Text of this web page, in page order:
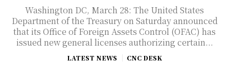
Washington DC, March 28: The United States
Department of the Treasury on Saturday announced
that its Office of Foreign Assets Control (OFAC) has
issued new general licenses authorizing certain...
LATEST NEWS CNC DESK